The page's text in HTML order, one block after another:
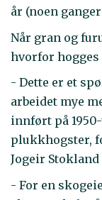
år (noen
Når gran og
hvorfor hogges
- Dette er et
arbeidet mye
innført på
plukkhogster,
Jogeir Stokland
- For en